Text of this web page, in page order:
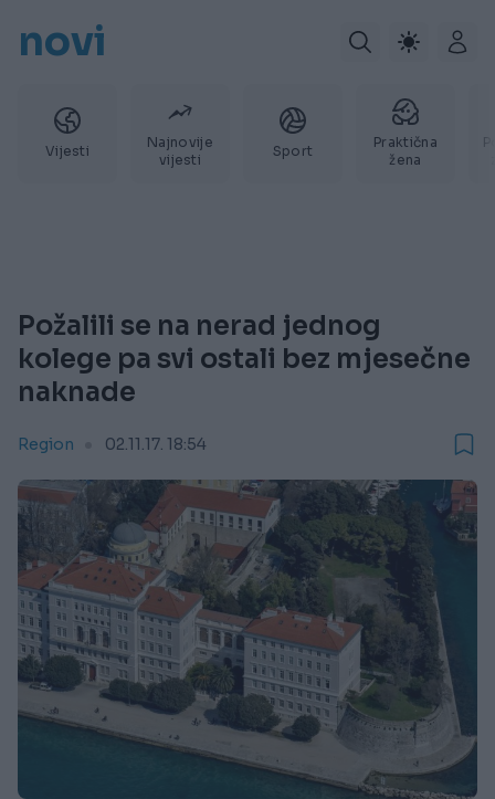
novi
Vijesti
Najnovije
vijesti
Sport
Praktična
žena
Požalili se na nerad jednog
kolege pa svi ostali bez mjesečne
naknade
Region 02.11.17. 18:54